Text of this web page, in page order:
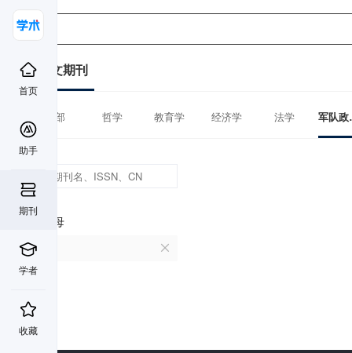
首页
助手
期刊
学者
收藏
中文期刊
全部 哲学 教育学 经济学 法学 军
首字母
S